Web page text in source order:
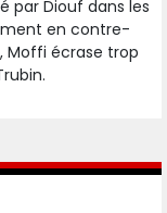
par Diouf dans les
en contre-
Moffi écrase trop